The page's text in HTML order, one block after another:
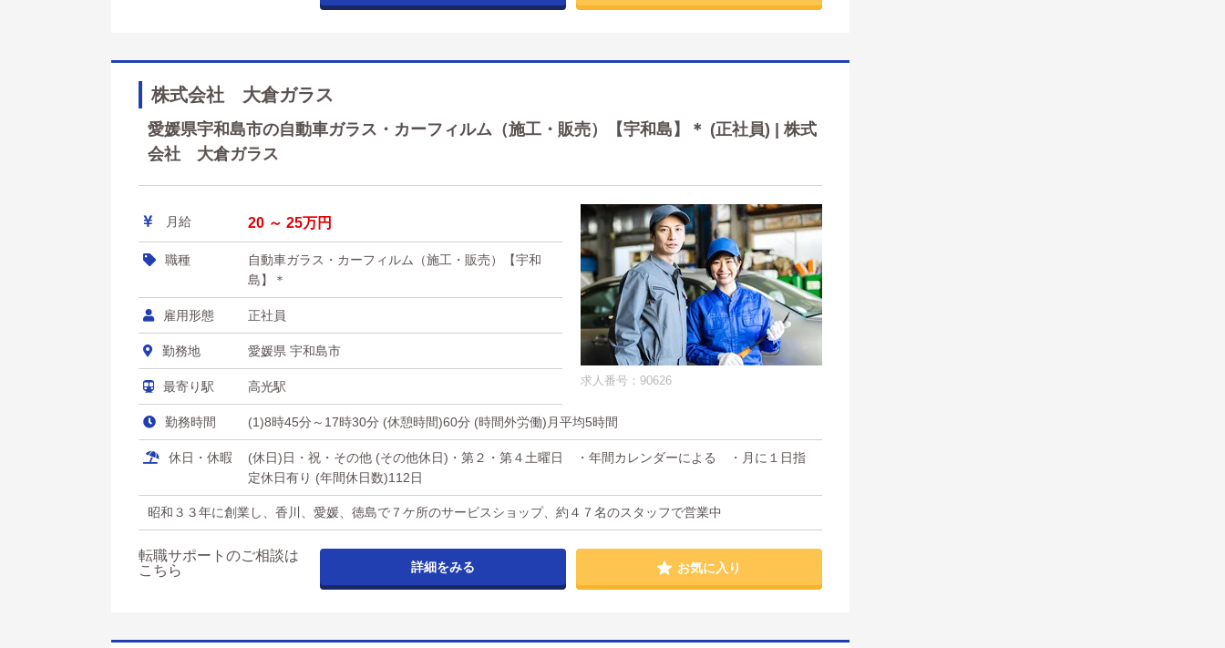
株式会社 大倉ガラス
愛媛県宇和島市の自動車ガラス・カーフィルム（施工・販売）【宇和島】＊ (正社員) | 株式
会社 大倉ガラス
求人番号：90626
月給 20 ～ 25万円
職種
自動車ガラス・カーフィルム（施工・販売）【宇和
島】＊
雇用形態 正社員
勤務地 愛媛県 宇和島市
最寄り駅 高光駅
勤務時間 (1)8時45分～17時30分 (休憩時間)60分 (時間外労働)月平均5時間
休日・休暇
(休日)日・祝・その他 (その他休日)・第２・第４土曜日 ・年間カレンダーによる ・月に１日指
定休日有り (年間休日数)112日
昭和３３年に創業し、香川、愛媛、徳島で７ケ所のサービスショップ、約４７名のスタッフで営業中
転職サポートのご相談は
こちら
詳細をみる お気に入り